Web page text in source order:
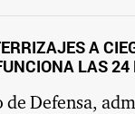
A
LAS 24
de Defensa,